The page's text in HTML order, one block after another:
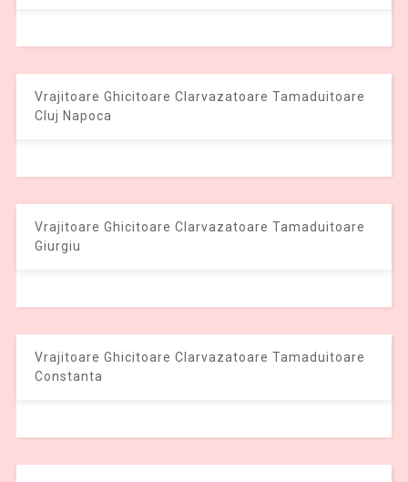
Vrajitoare Ghicitoare Clarvazatoare Tamaduitoare
Cluj Napoca
Vrajitoare Ghicitoare Clarvazatoare Tamaduitoare
Giurgiu
Vrajitoare Ghicitoare Clarvazatoare Tamaduitoare
Constanta